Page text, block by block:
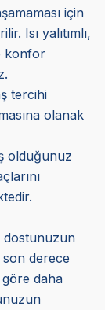
için
Isı yalıtımlı,
konfor
tercihi
olanak
olduğunuz
dostunuzun
son derece
daha